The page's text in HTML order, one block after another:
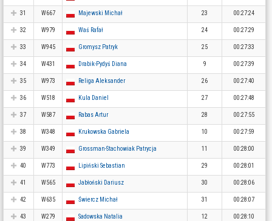
31 W667 Majewski Michał 23 00:27:24
32 W979 Waś Rafał 24 00:27:29
33 W945 Gromysz Patryk 25 00:27:33
34 W431 Drabik-Pydyś Diana 9 00:27:39
35 W973 Religa Aleksander 26 00:27:40
36 W518 Kula Daniel 27 00:27:48
37 W587 Rabas Artur 28 00:27:55
38 W348 Krukowska Gabriela 10 00:27:59
39 W349 Grossman-Stachowiak Patrycja 11 00:28:00
40 W773 Lipiński Sebastian 29 00:28:01
41 W565 Jabłoński Dariusz 30 00:28:06
42 W635 Świercz Michał 31 00:28:07
43 W279 Sadowska Natalia 12 00:28:10